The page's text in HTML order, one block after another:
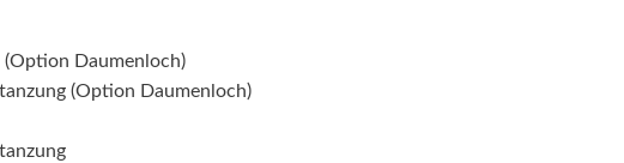
Daumenloch)
(Option Daumenloch)